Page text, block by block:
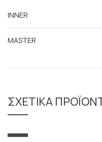
INNER
MASTER
ΣΧΕΤΙΚΆ
SALE